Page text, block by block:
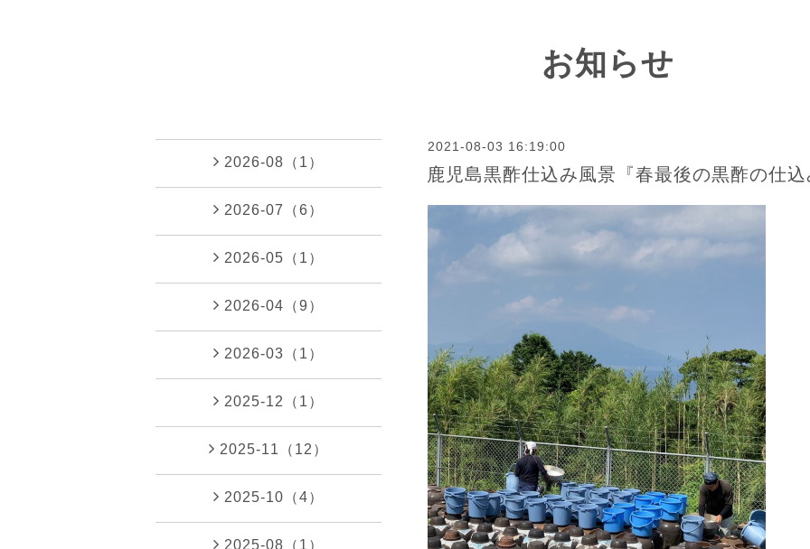
お知らせ
2021-08-03 16:19:00
鹿児島黒酢仕込み風景『春最後の黒酢の仕
2026-08（1）
2026-07（6）
2026-05（1）
2026-04（9）
2026-03（1）
2025-12（1）
2025-11（12）
2025-10（4）
2025-08（1）